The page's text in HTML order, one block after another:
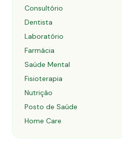
Consultório
Dentista
Laboratório
Farmácia
Saúde Mental
Fisioterapia
Nutrição
Posto de Saúde
Home Care